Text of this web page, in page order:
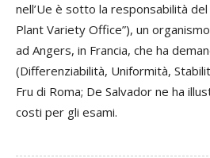
nell’Ue è sotto la responsabilità del
Plant Variety Office”), un
ad Angers, in Francia, che ha
(Differenziabilità, Uniformità,
Fru di Roma; De Salvador ne ha
costi per gli esami.